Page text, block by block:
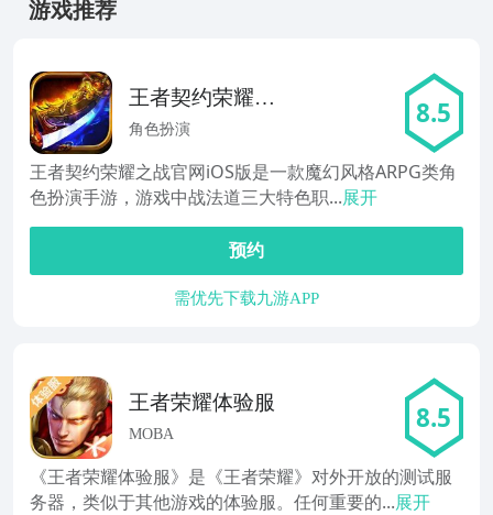
游戏推荐
王者契约荣耀之
战
角色扮演 8.5
王者契约荣耀之战官网iOS版是一款魔幻风格ARPG类角
色扮演手游，游戏中战法道三大特色职...展开
预约
需优先下载九游APP
王者荣耀体验服
MOBA 8.5
《王者荣耀体验服》是《王者荣耀》对外开放的测试服
务器，类似于其他游戏的体验服。任何重要的...展开